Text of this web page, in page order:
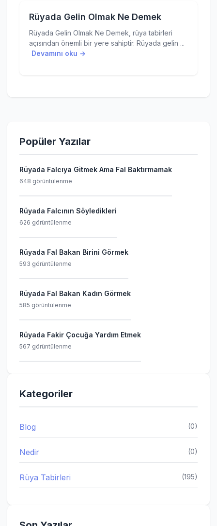
Rüyada Gelin Olmak Ne Demek
Rüyada Gelin Olmak Ne Demek, rüya tabirleri
açısından önemli bir yere sahiptir. Rüyada gelin ...
Devamını oku →
Popüler Yazılar
Rüyada Falcıya Gitmek Ama Fal Baktırmamak
648 görüntülenme
Rüyada Falcının Söyledikleri
626 görüntülenme
Rüyada Fal Bakan Birini Görmek
593 görüntülenme
Rüyada Fal Bakan Kadın Görmek
585 görüntülenme
Rüyada Fakir Çocuğa Yardım Etmek
567 görüntülenme
Kategoriler
Blog (0)
Nedir (0)
Rüya Tabirleri (195)